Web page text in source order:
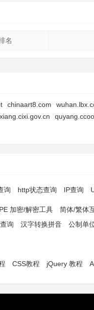
名
chinaart8.com
询 http状态查询 IP查询
加密/解密工具 简体/繁体
询 汉字转换拼音 公制单
CSS教程 jQuery 教程